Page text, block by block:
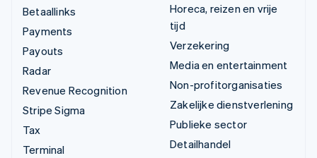
Betaallinks
Payments
Payouts
Radar
Revenue Recognition
Stripe Sigma
Tax
Terminal
Horeca, reizen en vrije
tijd
Verzekering
Media en entertainment
Non-profitorganisaties
Zakelijke dienstverlening
Publieke sector
Detailhandel